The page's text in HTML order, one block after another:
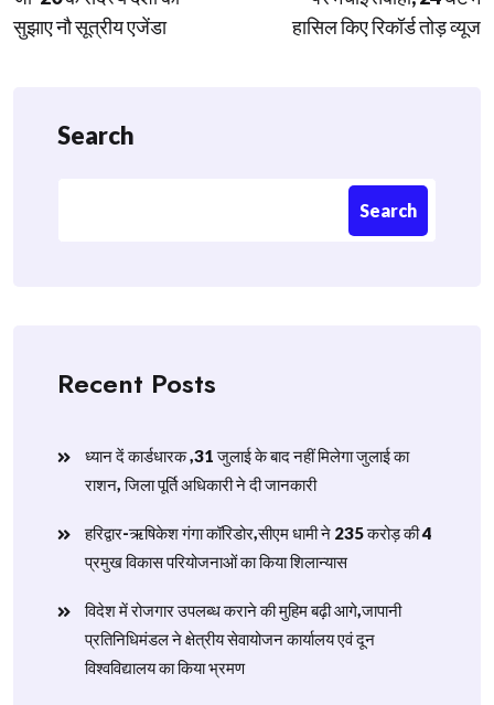
सुझाए नौ सूत्रीय एजेंडा
हासिल किए रिकॉर्ड तोड़ व्यूज
Search
Search
Recent Posts
ध्यान दें कार्डधारक ,31 जुलाई के बाद नहीं मिलेगा जुलाई का
राशन, जिला पूर्ति अधिकारी ने दी जानकारी
हरिद्वार-ऋषिकेश गंगा कॉरिडोर,सीएम धामी ने 235 करोड़ की 4
प्रमुख विकास परियोजनाओं का किया शिलान्यास
विदेश में रोजगार उपलब्ध कराने की मुहिम बढ़ी आगे,जापानी
प्रतिनिधिमंडल ने क्षेत्रीय सेवायोजन कार्यालय एवं दून
विश्वविद्यालय का किया भ्रमण